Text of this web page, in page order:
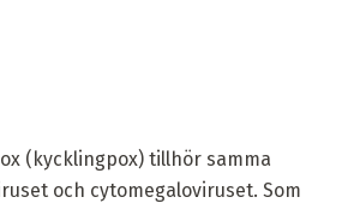
(kycklingpox) tillhör samma
och cytomegaloviruset. Som